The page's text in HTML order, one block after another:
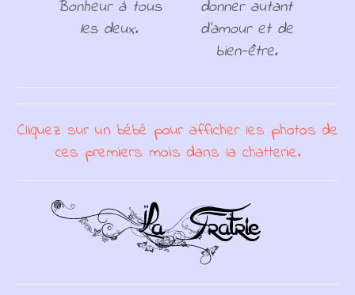
Bonheur à tous
les deux.
donner autant
d'amour et de
bien-être.
Cliquez sur un bébé pour afficher les photos de
ces premiers mois dans la chatterie.